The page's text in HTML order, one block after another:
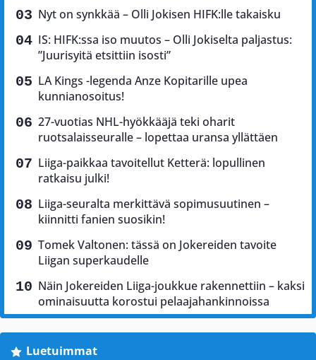
Nyt on synkkää – Olli Jokisen HIFK:lle takaisku
IS: HIFK:ssa iso muutos – Olli Jokiselta paljastus:
”Juurisyitä etsittiin isosti”
LA Kings -legenda Anze Kopitarille upea
kunnianosoitus!
27-vuotias NHL-hyökkääjä teki oharit
ruotsalaisseuralle – lopettaa uransa yllättäen
Liiga-paikkaa tavoitellut Ketterä: lopullinen
ratkaisu julki!
Liiga-seuralta merkittävä sopimusuutinen –
kiinnitti fanien suosikin!
Tomek Valtonen: tässä on Jokereiden tavoite
Liigan superkaudelle
Näin Jokereiden Liiga-joukkue rakennettiin – kaksi
ominaisuutta korostui pelaajahankinnoissa
Luetuimmat